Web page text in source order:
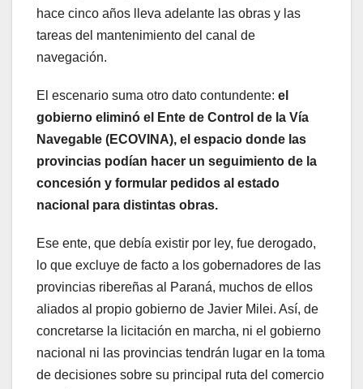
hace cinco años lleva adelante las obras y las
tareas del mantenimiento del canal de
navegación.
El escenario suma otro dato contundente: el
gobierno eliminó el Ente de Control de la Vía
Navegable (ECOVINA), el espacio donde las
provincias podían hacer un seguimiento de la
concesión y formular pedidos al estado
nacional para distintas obras.
Ese ente, que debía existir por ley, fue derogado,
lo que excluye de facto a los gobernadores de las
provincias ribereñas al Paraná, muchos de ellos
aliados al propio gobierno de Javier Milei. Así, de
concretarse la licitación en marcha, ni el gobierno
nacional ni las provincias tendrán lugar en la toma
de decisiones sobre su principal ruta del comercio